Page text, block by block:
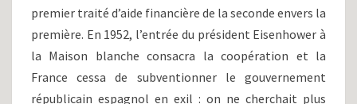
premier traité d’aide financière de la seconde envers la
première. En 1952, l’entrée du président Eisenhower à
la Maison blanche consacra la coopération et la
France cessa de subventionner le gouvernement
républicain espagnol en exil : on ne cherchait plus